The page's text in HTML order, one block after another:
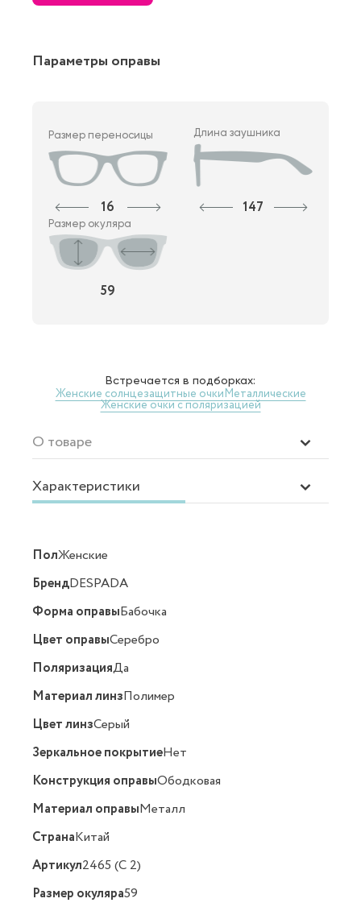
Параметры оправы
Размер переносицы
16
Длина заушника
147
Размер окуляра
59
Встречается в подборках:
Женские солнцезащитные очкиМеталлические
Женские очки с поляризацией
О товаре
Характеристики
ПолЖенские
БрендDESPADA
Форма оправыБабочка
Цвет оправыСеребро
ПоляризацияДа
Материал линзПолимер
Цвет линзСерый
Зеркальное покрытиеНет
Конструкция оправыОбодковая
Материал оправыМеталл
СтранаКитай
Артикул2465 (C 2)
Размер окуляра59